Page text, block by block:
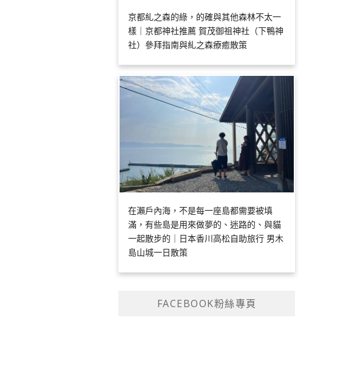
京都糺之森的綠，的確與其他森林不太一
樣｜京都神社推薦 賀茂御祖神社（下鴨神
社）參拜指南與糺之森療癒散策
在瀨戶內海，不是每一座島都需要被填
滿，有些島是用來做夢的、迷路的、與貓
一起散步的｜日本香川高松自助旅行 男木
島山城一日散策
FACEBOOK粉絲專頁